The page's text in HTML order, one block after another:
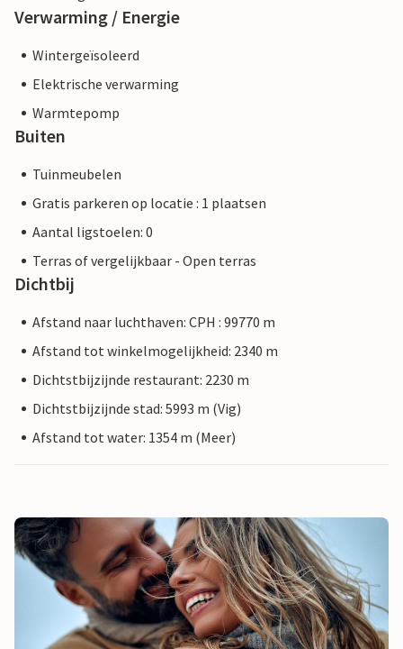
Verwarming / Energie
Wintergeïsoleerd
Elektrische verwarming
Warmtepomp
Buiten
Tuinmeubelen
Gratis parkeren op locatie : 1 plaatsen
Aantal ligstoelen: 0
Terras of vergelijkbaar - Open terras
Dichtbij
Afstand naar luchthaven: CPH : 99770 m
Afstand tot winkelmogelijkheid: 2340 m
Dichtstbijzijnde restaurant: 2230 m
Dichtstbijzijnde stad: 5993 m (Vig)
Afstand tot water: 1354 m (Meer)